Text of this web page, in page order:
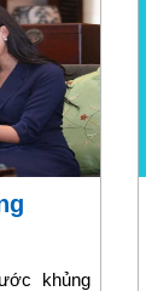
khủng